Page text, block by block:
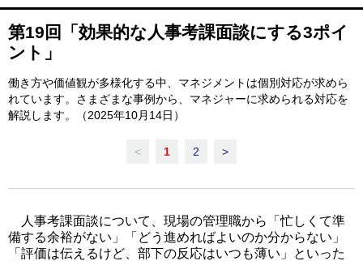
第19回「効果的な人事考課面談にする3ポイ
ント」
働き方や価値観が多様化する中、マネジメントは個別対応が求めら
れています。さまざまな事例から、マネジャーに求められる対応を
解説します。（2025年10月14日）
< 1 2 >
人事考課面談について、現場の管理職から「忙しくて準
備する余裕がない」「どう進めればよいのか分からない」
「評価は伝えるけど、部下の反応はいつも薄い」といった